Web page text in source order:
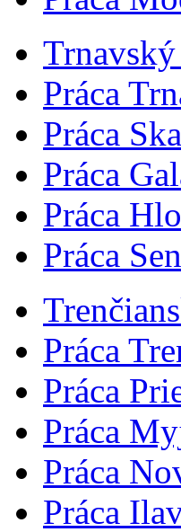
Práca
Práca
Práca
Práca
Práca
Práca
Práca
Práca
Práca
Práca